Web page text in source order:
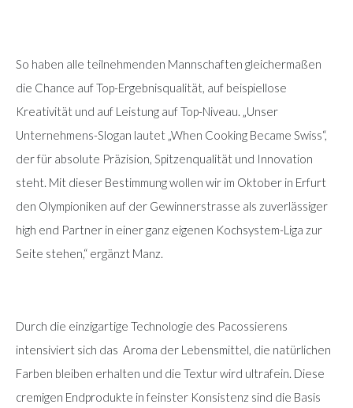
So haben alle teilnehmenden Mannschaften gleichermaßen
die Chance auf Top-Ergebnisqualität, auf beispiellose
Kreativität und auf Leistung auf Top-Niveau. „Unser
Unternehmens-Slogan lautet „When Cooking Became Swiss“,
der für absolute Präzision, Spitzenqualität und Innovation
steht. Mit dieser Bestimmung wollen wir im Oktober in Erfurt
den Olympioniken auf der Gewinnerstrasse als zuverlässiger
high end Partner in einer ganz eigenen Kochsystem-Liga zur
Seite stehen,“ ergänzt Manz.
Durch die einzigartige Technologie des Pacossierens
intensiviert sich das Aroma der Lebensmittel, die natürlichen
Farben bleiben erhalten und die Textur wird ultrafein. Diese
cremigen Endprodukte in feinster Konsistenz sind die Basis